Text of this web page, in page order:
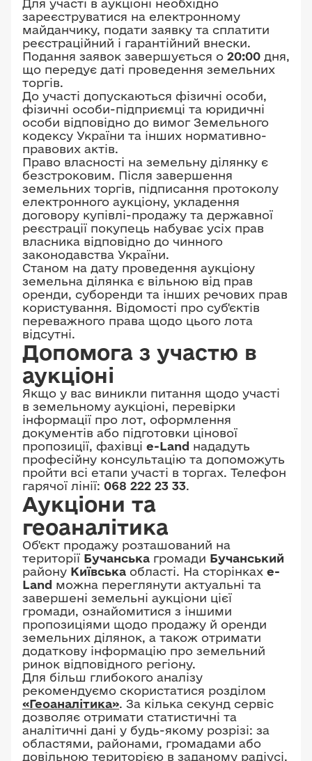
площею 0,3004 га;
3221084000:02:001:0362
площею 0,3004 га;
3221084000:02:001:0424
площею 0,2965 га;
3221084000:02:001:0425
площею 0,2949 га;
3221084000:02:001:0417
площею 0,3873 га;
3221084000:02:001:0517
площею 0,2114 га;
3221084000:02:001:0516
площею 0,2633 га;
3221084000:02:001:0515
площею 0,2635 га;
3221084000:02:001:0514
площею 0,2136 га;
3221084000:02:001:0513
площею 0,2724 га;
3221084000:02:001:0512
площею 0,2724 га;
3221084000:02:001:0511
площею 0,2724 га;
3221084000:02:001:0510
площею 0,2555 га;
3221084000:02:001:0506
площею 0,2555 га;
3221084000:02:001:0505
площею 0,2555 га;
3221084000:02:001:0422
площею 0,3013 га;
3221084000:02:001:0358
площею 0,3003 га;
3221084000:02:001:0426
площею 0,2926 га;
3221084000:02:001:0423
площею 0,2990 га;
3221084000:02:001:0418
площею 0,1194 га;
3221084000:02:001:0408
площею 0,2660 га;
Для участі в аукціоні необхідно
зареєструватися на електронному
майданчику, подати заявку та сплатити
реєстраційний і гарантійний внески.
Подання заявок завершується о 20:00 дня,
що передує даті проведення земельних
торгів.
До участі допускаються фізичні особи,
фізичні особи-підприємці та юридичні
особи відповідно до вимог Земельного
кодексу України та інших нормативно-
правових актів.
Право власності на земельну ділянку є
безстроковим. Після завершення
земельних торгів, підписання протоколу
електронного аукціону, укладення
договору купівлі-продажу та державної
реєстрації покупець набуває усіх прав
власника відповідно до чинного
законодавства України.
Станом на дату проведення аукціону
земельна ділянка є вільною від прав
оренди, суборенди та інших речових прав
користування. Відомості про суб'єктів
переважного права щодо цього лота
відсутні.
Допомога з участю в
аукціоні
Якщо у вас виникли питання щодо участі
в земельному аукціоні, перевірки
інформації про лот, оформлення
документів або підготовки цінової
пропозиції, фахівці e-Land нададуть
професійну консультацію та допоможуть
пройти всі етапи участі в торгах. Телефон
гарячої лінії: 068 222 23 33.
Аукціони та
геоаналітика
Об'єкт продажу розташований на
території Бучанська громади Бучанський
району Київська області. На сторінках e-
Land можна переглянути актуальні та
завершені земельні аукціони цієї
громади, ознайомитися з іншими
пропозиціями щодо продажу й оренди
земельних ділянок, а також отримати
додаткову інформацію про земельний
ринок відповідного регіону.
Для більш глибокого аналізу
рекомендуємо скористатися розділом
«Геоаналітика». За кілька секунд сервіс
дозволяє отримати статистичні та
аналітичні дані у будь-якому розрізі: за
областями, районами, громадами або
довільною територією в заданому радіусі.